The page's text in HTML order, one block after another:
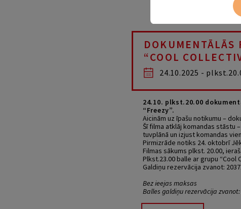
“COOL
24.10.2025 -
24.10. plkst.20.00
“Freezy”.
Aicinām uz īpašu notikumu –
Šī filma atklāj komandas stāstu
tuvplānā un izjust komandas
Pirmizrāde notiks 24. oktobrī
Filmas sākums plkst. 20.00,
Plkst.23.00 balle ar grupu “Cool
Galdiņu rezervācija zvanot:
Bez ieejas maksas
Balles galdiņu rezervācija